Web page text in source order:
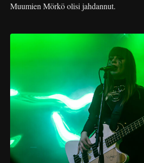
Muumien Mörkö olisi jahdannut.